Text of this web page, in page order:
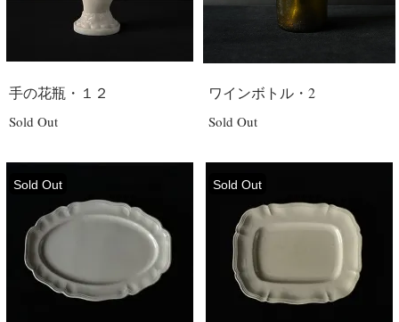
手の花瓶・１２
Sold Out
ワインボトル・2
Sold Out
Sold Out Sold Out